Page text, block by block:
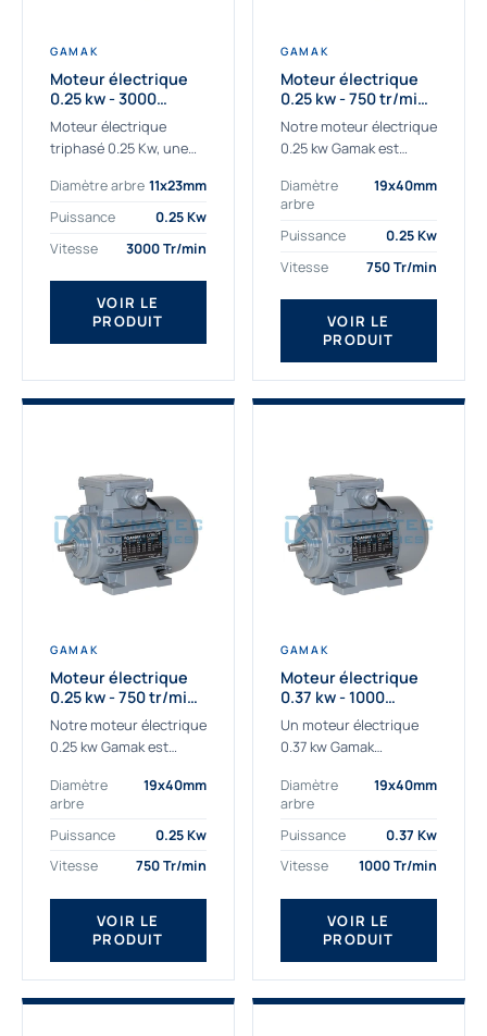
GAMAK
Moteur électrique
0.25 kw - 3000
Tr/min - 230/400V -
IE2
Moteur électrique
triphasé 0.25 Kw, une
adaptée à tous types
de machines.
triphasé 0.25 Kw Gamak
à haut rendement...
Diamètre arbre 11x23mm
Puissance
0.25 Kw
Vitesse
3000 Tr/min
VOIR LE
PRODUIT
GAMAK
Moteur électrique
0.25 kw - 750 tr/min -
230/400V - IE2
Notre moteur électrique
0.25 kw Gamak est
aux applications
sévères. Nous
déterminons,
fournissons
des moteurs
asynchrones depuis de
nombreuses années....
Diamètre
arbre
19x40mm
Puissance
0.25 Kw
Vitesse
750 Tr/min
VOIR LE
PRODUIT
GAMAK
Moteur électrique
0.25 kw - 750 tr/min -
230/400V - IE3
Notre moteur électrique
0.25 kw Gamak est
aux applications
sévères. Nous
déterminons,
fournissons
des moteurs
asynchrones depuis de
nombreuses années....
Diamètre
arbre
19x40mm
Puissance
0.25 Kw
Vitesse
750 Tr/min
VOIR LE
PRODUIT
GAMAK
Moteur électrique
0.37 kw - 1000
Tr/min - 230/400V -
IE2
Un moteur électrique
0.37 kw Gamak
aux applications
industrielles.
Commander un moteur
Gamak c’est choisir un
produit de très haute
qualité....
Diamètre
arbre
19x40mm
Puissance
0.37 Kw
Vitesse
1000 Tr/min
VOIR LE
PRODUIT